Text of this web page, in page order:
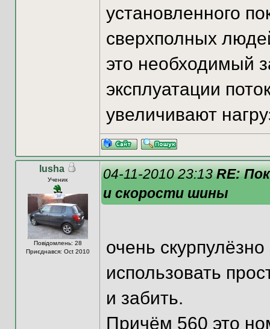
установленного
сверхполных
это необходимый
эксплуатации
увеличивают
lusha
Ученик
Повідомлень: 28
Приєднався: Oct 2010
04-11-2010 23:13RE:
и скорости шины
очень
использовать
и забить.
Причём 560 это